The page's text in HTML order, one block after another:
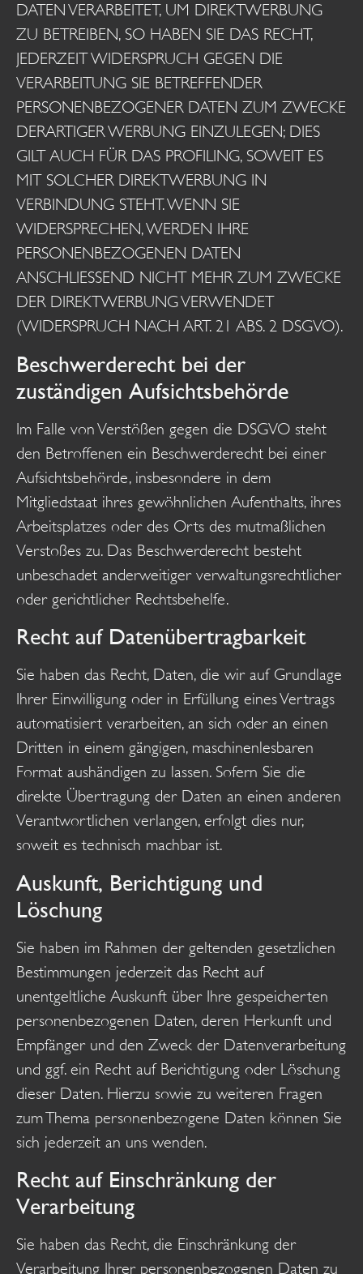
DATEN VERARBEITET, UM DIREKTWERBUNG
ZU BETREIBEN, SO HABEN SIE DAS RECHT,
JEDERZEIT WIDERSPRUCH GEGEN DIE
VERARBEITUNG SIE BETREFFENDER
PERSONENBEZOGENER DATEN ZUM ZWECKE
DERARTIGER WERBUNG EINZULEGEN; DIES
GILT AUCH FÜR DAS PROFILING, SOWEIT ES
MIT SOLCHER DIREKTWERBUNG IN
VERBINDUNG STEHT. WENN SIE
WIDERSPRECHEN, WERDEN IHRE
PERSONENBEZOGENEN DATEN
ANSCHLIESSEND NICHT MEHR ZUM ZWECKE
DER DIREKTWERBUNG VERWENDET
(WIDERSPRUCH NACH ART. 21 ABS. 2 DSGVO).
Beschwerde­recht bei der
zuständigen Aufsichts­behörde
Im Falle von Verstößen gegen die DSGVO steht
den Betroffenen ein Beschwerderecht bei einer
Aufsichtsbehörde, insbesondere in dem
Mitgliedstaat ihres gewöhnlichen Aufenthalts, ihres
Arbeitsplatzes oder des Orts des mutmaßlichen
Verstoßes zu. Das Beschwerderecht besteht
unbeschadet anderweitiger verwaltungsrechtlicher
oder gerichtlicher Rechtsbehelfe.
Recht auf Daten­übertrag­barkeit
Sie haben das Recht, Daten, die wir auf Grundlage
Ihrer Einwilligung oder in Erfüllung eines Vertrags
automatisiert verarbeiten, an sich oder an einen
Dritten in einem gängigen, maschinenlesbaren
Format aushändigen zu lassen. Sofern Sie die
direkte Übertragung der Daten an einen anderen
Verantwortlichen verlangen, erfolgt dies nur,
soweit es technisch machbar ist.
Auskunft, Berichtigung und
Löschung
Sie haben im Rahmen der geltenden gesetzlichen
Bestimmungen jederzeit das Recht auf
unentgeltliche Auskunft über Ihre gespeicherten
personenbezogenen Daten, deren Herkunft und
Empfänger und den Zweck der Datenverarbeitung
und ggf. ein Recht auf Berichtigung oder Löschung
dieser Daten. Hierzu sowie zu weiteren Fragen
zum Thema personenbezogene Daten können Sie
sich jederzeit an uns wenden.
Recht auf Einschränkung der
Verarbeitung
Sie haben das Recht, die Einschränkung der
Verarbeitung Ihrer personenbezogenen Daten zu